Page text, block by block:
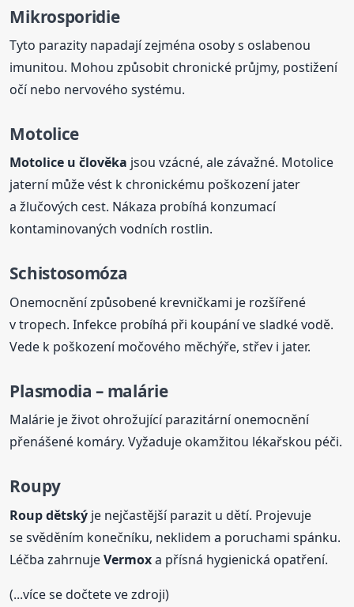
Mikrosporidie
Tyto parazity napadají zejména osoby s oslabenou
imunitou. Mohou způsobit chronické průjmy, postižení
očí nebo nervového systému.
Motolice
Motolice u člověka jsou vzácné, ale závažné. Motolice
jaterní může vést k chronickému poškození jater
a žlučových cest. Nákaza probíhá konzumací
kontaminovaných vodních rostlin.
Schistosomóza
Onemocnění způsobené krevničkami je rozšířené
v tropech. Infekce probíhá při koupání ve sladké vodě.
Vede k poškození močového měchýře, střev i jater.
Plasmodia – malárie
Malárie je život ohrožující parazitární onemocnění
přenášené komáry. Vyžaduje okamžitou lékařskou péči.
Roupy
Roup dětský je nejčastější parazit u dětí. Projevuje
se svěděním konečníku, neklidem a poruchami spánku.
Léčba zahrnujeVermoxa přísná hygienická opatření.
(...více se dočtete ve zdroji)